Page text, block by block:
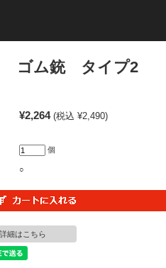
ゴム銃 タイプ2
¥2,264 (税込 ¥2,490)
個
○
細はこちら